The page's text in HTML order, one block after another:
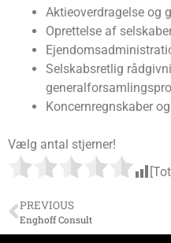
Aktieoverdragelse og
Oprettelse af
Selskabsretlig
Koncernregnskaber
Vælg antal stjerner!
PREVIOUS
Enghoff Consult